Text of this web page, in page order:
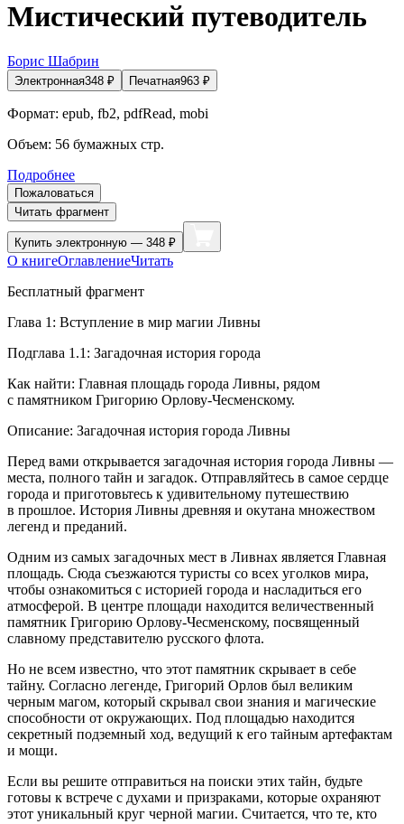
Мистический путеводитель
Борис Шабрин
Электронная348 ₽ Печатная963 ₽
Формат: epub, fb2, pdfRead, mobi
Объем: 56 бумажных стр.
Подробнее
Пожаловаться
Читать фрагмент
Купить электронную — 348 ₽
О книгеОглавлениеЧитать
Бесплатный фрагмент
Глава 1: Вступление в мир магии Ливны
Подглава 1.1: Загадочная история города
Как найти: Главная площадь города Ливны, рядом
с памятником Григорию Орлову-Чесменскому.
Описание: Загадочная история города Ливны
Перед вами открывается загадочная история города Ливны —
места, полного тайн и загадок. Отправляйтесь в самое сердце
города и приготовьтесь к удивительному путешествию
в прошлое. История Ливны древняя и окутана множеством
легенд и преданий.
Одним из самых загадочных мест в Ливнах является Главная
площадь. Сюда съезжаются туристы со всех уголков мира,
чтобы ознакомиться с историей города и насладиться его
атмосферой. В центре площади находится величественный
памятник Григорию Орлову-Чесменскому, посвященный
славному представителю русского флота.
Но не всем известно, что этот памятник скрывает в себе
тайну. Согласно легенде, Григорий Орлов был великим
черным магом, который скрывал свои знания и магические
способности от окружающих. Под площадью находится
секретный подземный ход, ведущий к его тайным артефактам
и мощи.
Если вы решите отправиться на поиски этих тайн, будьте
готовы к встрече с духами и призраками, которые охраняют
этот уникальный круг черной магии. Считается, что те, кто